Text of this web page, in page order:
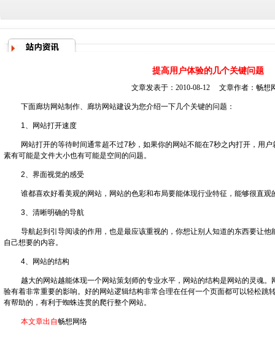
提高用户体验的几个关键问题
文章发表于：2010-08-12 文章作者： 畅想
下面廊坊网站制作、 廊坊网站建设为您介绍一下几个关键的问题：
1、网站打开速度
网站打开的等待时间通常超不过7秒，如果你的网站不能在7秒之内打开，用
素有可能是文件大小也有可能是空间的问题。
2、界面视觉的感受
谁都喜欢好看美观的网站，网站的色彩和布局要能体现行业特征，能够很直
3、清晰明确的导航
导航起到引导阅读的作用，也是最应该重视的，你想让别人知道的东西要让
自己想要的内容。
4、网站的结构
越大的网站越能体现一个网站策划师的专业水平，网站的结构是网站的灵魂
验有着非常重要的影响。好的网站逻辑结构非常合理在任何一个页面都可以轻松跳
有帮助的，有利于蜘蛛连贯的爬行整个网站。
本文章出自畅想网络